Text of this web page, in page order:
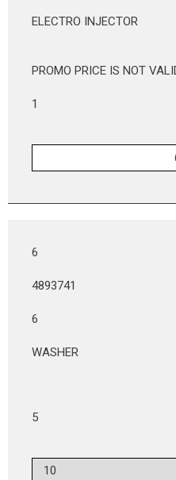
ELECTRO INJECTOR
PROMO PRICE IS NOT
1
6
4893741
6
WASHER
5